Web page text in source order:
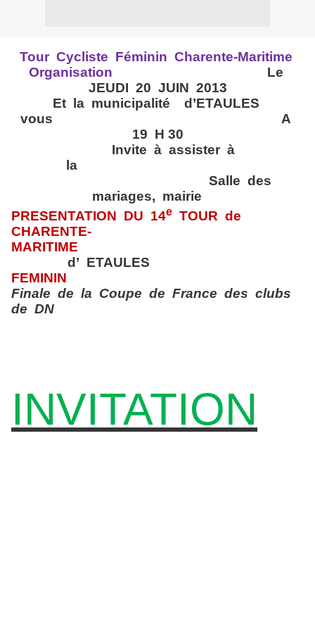
Tour Cycliste Féminin Charente-Maritime
Organisation
Le
JEUDI 20 JUIN 2013
Et
la municipalité
d’ETAULES
vous
A
19 H 30
Invite à assister à
la
Salle des
mariages, mairie
PRESENTATION DU 14e TOUR de
CHARENTE-
MARITIME
d’ ETAULES
FEMININ
Finale de la Coupe de France des clubs
de DN
INVITATION